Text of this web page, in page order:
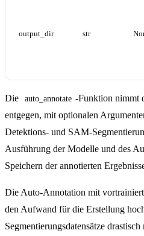
output_dir str
Die auto_annotate -Funktion nimmt
entgegen, mit optionalen
Detektions- und SAM-
Ausführung der Modelle und des
Speichern der annotierten
Die Auto-Annotation mit
den Aufwand für die Erstellung
Segmentierungsdatensätze